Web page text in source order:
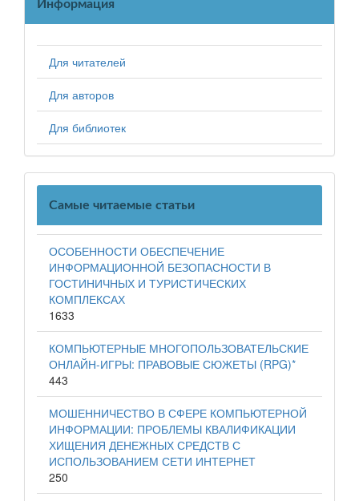
Информация
Для читателей
Для авторов
Для библиотек
Самые читаемые статьи
ОСОБЕННОСТИ ОБЕСПЕЧЕНИЕ
ИНФОРМАЦИОННОЙ БЕЗОПАСНОСТИ В
ГОСТИНИЧНЫХ И ТУРИСТИЧЕСКИХ
КОМПЛЕКСАХ
1633
КОМПЬЮТЕРНЫЕ МНОГОПОЛЬЗОВАТЕЛЬСКИЕ
ОНЛАЙН-ИГРЫ: ПРАВОВЫЕ СЮЖЕТЫ (RPG)*
443
МОШЕННИЧЕСТВО В СФЕРЕ КОМПЬЮТЕРНОЙ
ИНФОРМАЦИИ: ПРОБЛЕМЫ КВАЛИФИКАЦИИ
ХИЩЕНИЯ ДЕНЕЖНЫХ СРЕДСТВ С
ИСПОЛЬЗОВАНИЕМ СЕТИ ИНТЕРНЕТ
250